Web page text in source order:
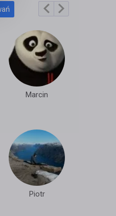
Marcin
Piotr